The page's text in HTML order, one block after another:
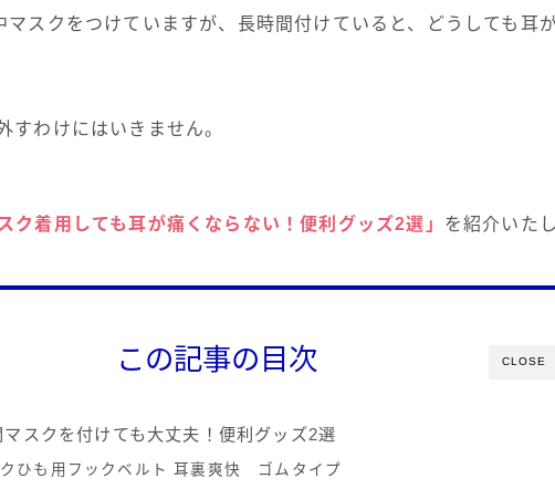
スクをつけていますが、長時間付けていると、どうしても耳
すわけにはいきません。
ク着用しても耳が痛くならない！便利グッズ2選」 を紹介いた
CLOSE
この記事の目次
マスクを付けても大丈夫！便利グッズ2選
ひも用フックベルト 耳裏爽快 ゴムタイプ